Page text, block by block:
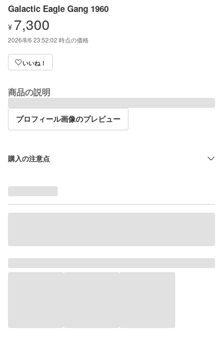
Galactic Eagle Gang 1960
¥ 7,300
2026/8/6 23:52:02 時点の価格
いいね！
商品の説明
プロフィール画像のプレビュー
購入の注意点